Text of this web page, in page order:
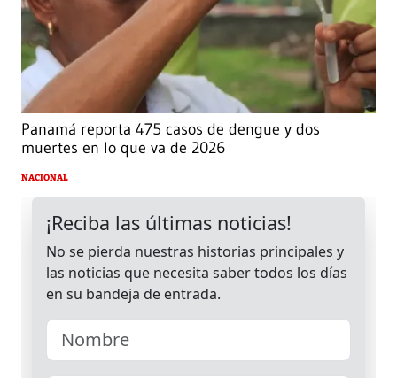
Panamá reporta 475 casos de dengue y dos
muertes en lo que va de 2026
NACIONAL